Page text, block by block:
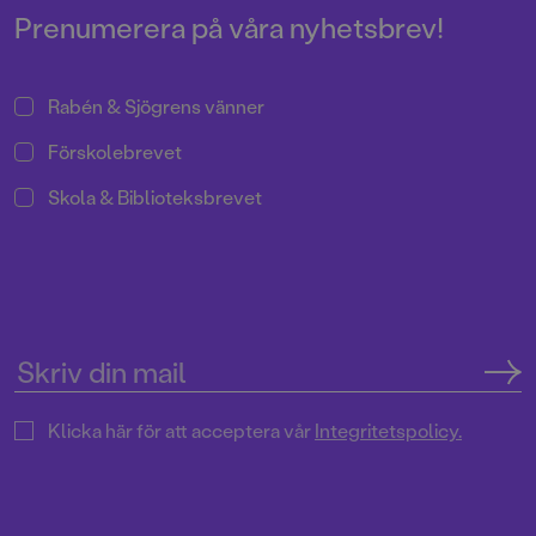
Prenumerera på våra nyhetsbrev!
Rabén & Sjögrens vänner
Förskolebrevet
Skola & Biblioteksbrevet
Klicka här för att acceptera vårIntegritetspolicy.